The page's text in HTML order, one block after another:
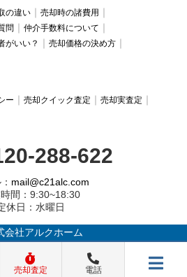
の違い
売却時の諸費用
問
仲介手数料について
がいい？
売却価格の決め方
ー 売却クイック査定
売却実査定
288-622
mail@c21alc.com
間：9:30~18:30
休日：水曜日
会社アルクホーム
売却査定 電話